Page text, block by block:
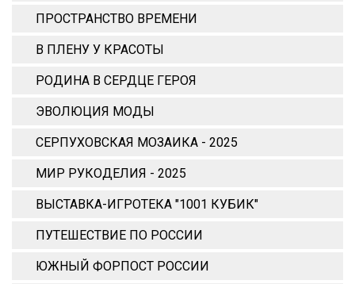
ПРОСТРАНСТВО ВРЕМЕНИ
В ПЛЕНУ У КРАСОТЫ
РОДИНА В СЕРДЦЕ ГЕРОЯ
ЭВОЛЮЦИЯ МОДЫ
СЕРПУХОВСКАЯ МОЗАИКА - 2025
МИР РУКОДЕЛИЯ - 2025
ВЫСТАВКА-ИГРОТЕКА "1001 КУБИК"
ПУТЕШЕСТВИЕ ПО РОССИИ
ЮЖНЫЙ ФОРПОСТ РОССИИ